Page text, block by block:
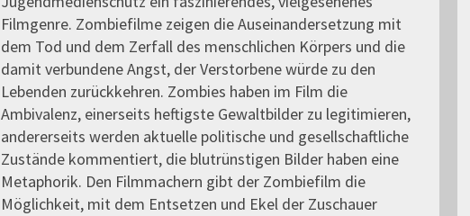
Filmgenre. Zombiefilme zeigen die Auseinandersetzung mit
dem Tod und dem Zerfall des menschlichen Körpers und die
damit verbundene Angst, der Verstorbene würde zu den
Lebenden zurückkehren. Zombies haben im Film die
Ambivalenz, einerseits heftigste Gewaltbilder zu legitimieren,
andererseits werden aktuelle politische und gesellschaftliche
Zustände kommentiert, die blutrünstigen Bilder haben eine
Metaphorik. Den Filmmachern gibt der Zombiefilm die
Möglichkeit, mit dem Entsetzen und Ekel der Zuschauer